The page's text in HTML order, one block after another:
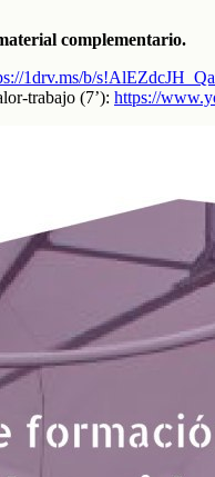
complementario.
1drv.ms/b/
trabajo (7’): https://